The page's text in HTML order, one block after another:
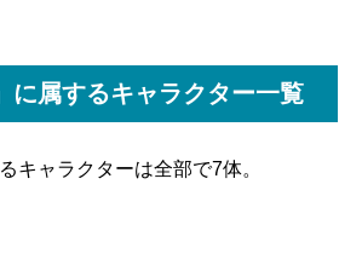
に属するキャラクター一覧
キャラクターは全部で7体。